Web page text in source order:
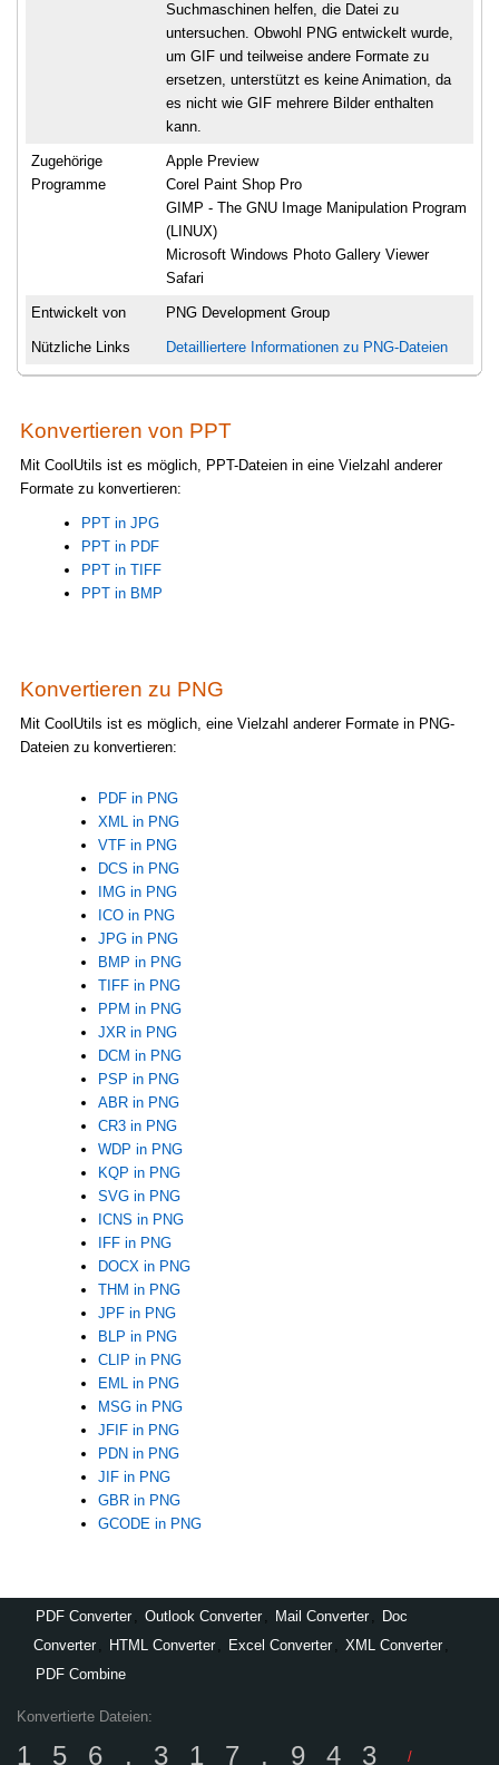
Suchmaschinen helfen, die Datei zu
untersuchen. Obwohl PNG entwickelt wurde,
um GIF und teilweise andere Formate zu
ersetzen, unterstützt es keine Animation, da
es nicht wie GIF mehrere Bilder enthalten
kann.
Zugehörige
Programme
Apple Preview
Corel Paint Shop Pro
GIMP - The GNU Image Manipulation Program
(LINUX)
Microsoft Windows Photo Gallery Viewer
Safari
Entwickelt von PNG Development Group
Nützliche Links Detailliertere Informationen zu PNG-Dateien
Konvertieren von PPT
Mit CoolUtils ist es möglich, PPT-Dateien in eine Vielzahl anderer
Formate zu konvertieren:
PPT in JPG
PPT in PDF
PPT in TIFF
PPT in BMP
Konvertieren zu PNG
Mit CoolUtils ist es möglich, eine Vielzahl anderer Formate in PNG-
Dateien zu konvertieren:
PDF in PNG
XML in PNG
VTF in PNG
DCS in PNG
IMG in PNG
ICO in PNG
JPG in PNG
BMP in PNG
TIFF in PNG
PPM in PNG
JXR in PNG
DCM in PNG
PSP in PNG
ABR in PNG
CR3 in PNG
WDP in PNG
KQP in PNG
SVG in PNG
ICNS in PNG
IFF in PNG
DOCX in PNG
THM in PNG
JPF in PNG
BLP in PNG
CLIP in PNG
EML in PNG
MSG in PNG
JFIF in PNG
PDN in PNG
JIF in PNG
GBR in PNG
GCODE in PNG
PDF Converter Outlook Converter Mail Converter
Doc
Converter
HTML Converter Excel Converter XML Converter
PDF Combine
Konvertierte Dateien:
156,317,943 /